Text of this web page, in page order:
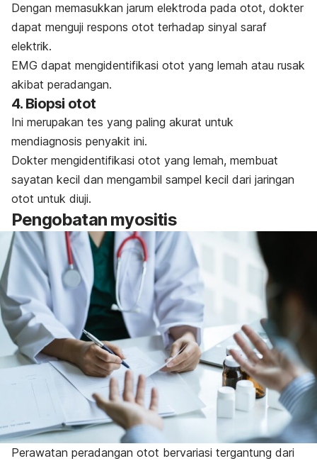
Dengan memasukkan jarum elektroda pada otot, dokter
dapat menguji respons otot terhadap sinyal saraf
elektrik.
EMG dapat mengidentifikasi otot yang lemah atau rusak
akibat peradangan.
4. Biopsi otot
Ini merupakan tes yang paling akurat untuk
mendiagnosis penyakit ini.
Dokter mengidentifikasi otot yang lemah, membuat
sayatan kecil dan mengambil sampel kecil dari jaringan
otot untuk diuji.
Pengobatan myositis
Perawatan peradangan otot bervariasi tergantung dari